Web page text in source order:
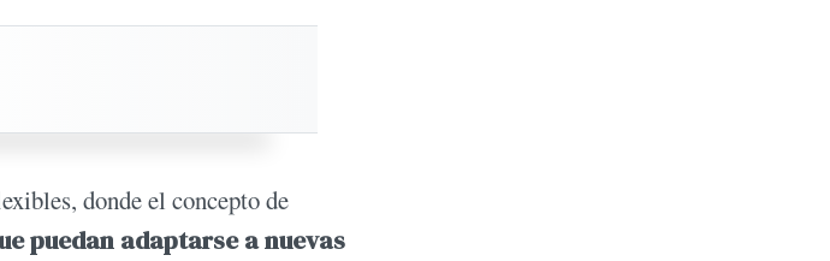
donde el concepto de
puedan adaptarse a nuevas